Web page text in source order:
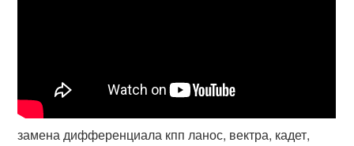
замена дифференциала кпп ланос, вектра, кадет,